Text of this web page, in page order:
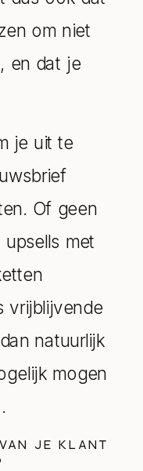
om niet
en dat je
je uit te
Of geen
met
vrijblijvende
natuurlijk
mogen
JE KLANT